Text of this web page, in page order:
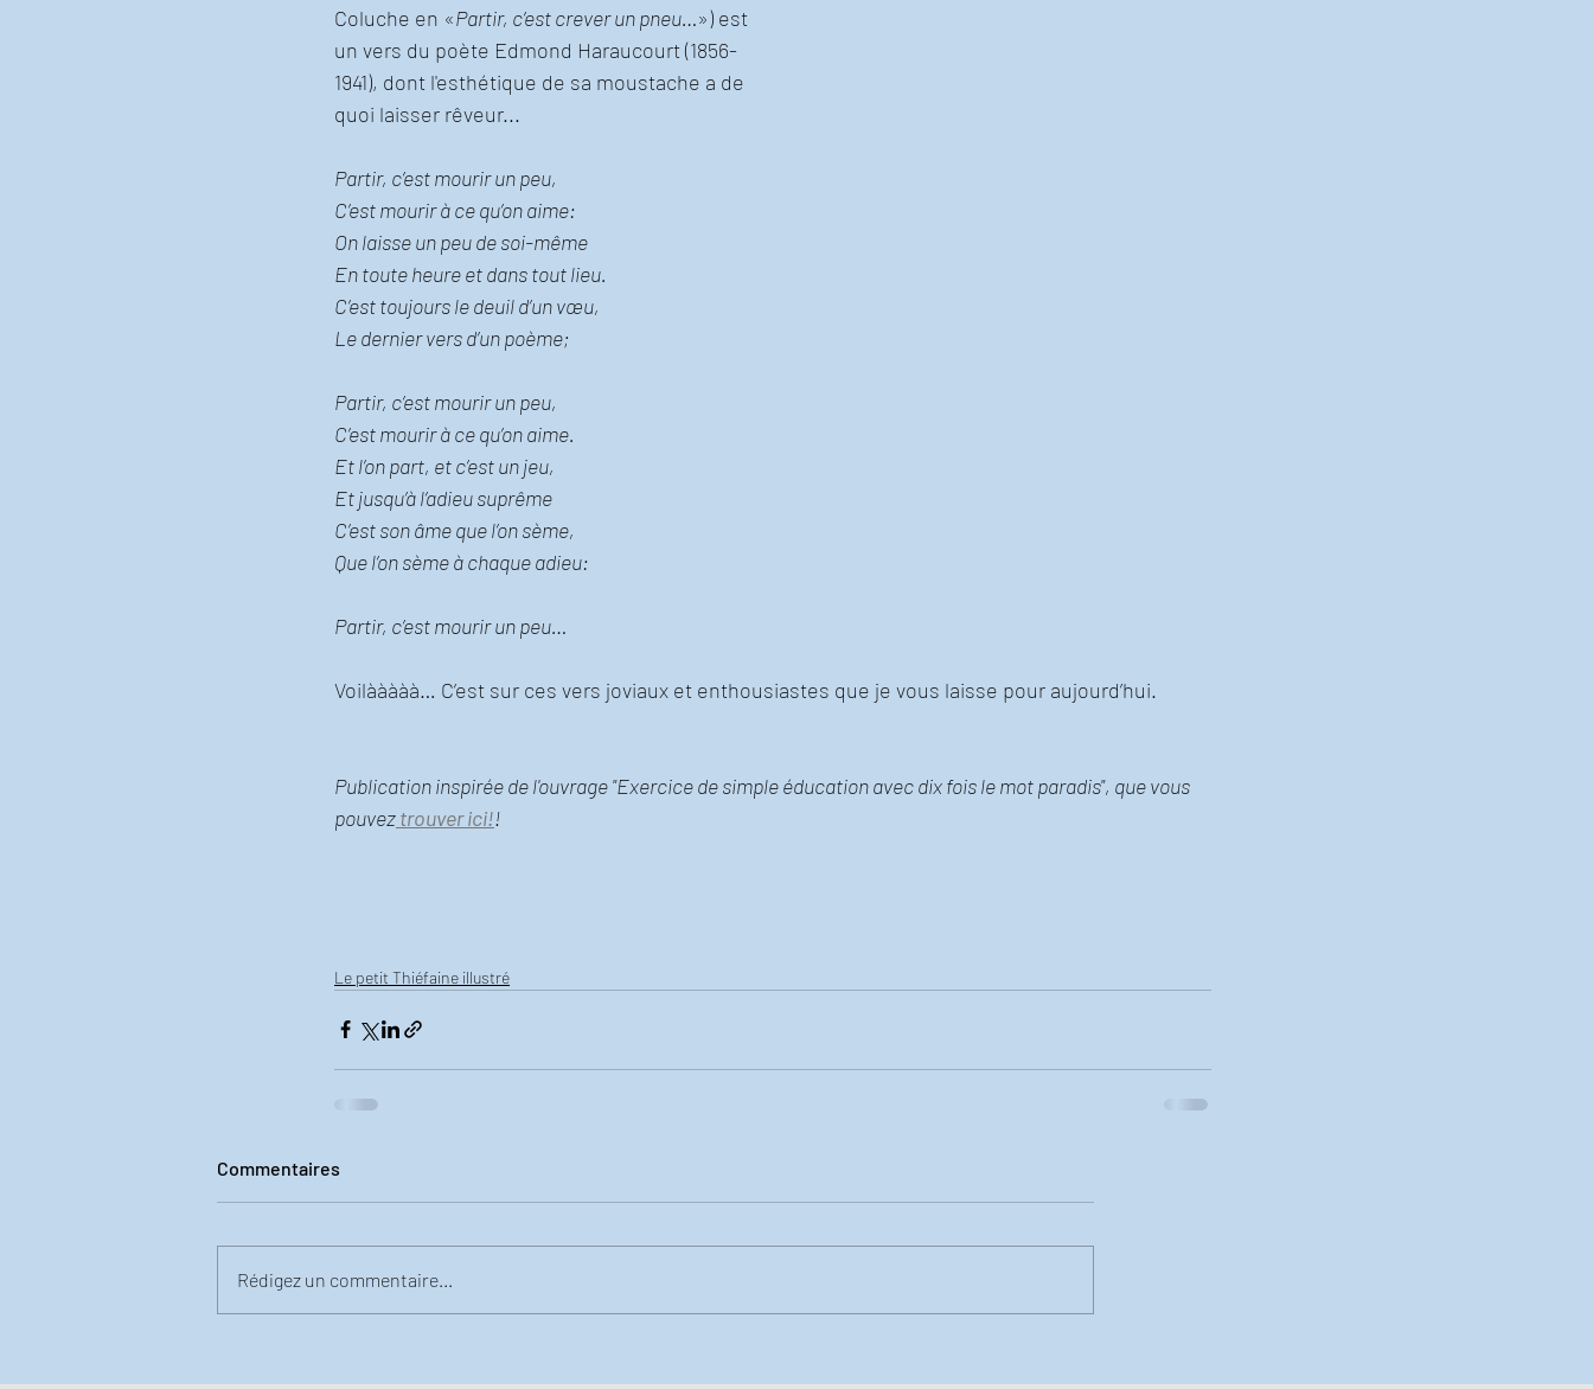
Coluche en «Partir, c’est crever un pneu…») est
un vers du poète Edmond Haraucourt (1856-
1941), dont l'esthétique de sa moustache a de
quoi laisser rêveur...
Partir, c’est mourir un peu,
C’est mourir à ce qu’on aime:
On laisse un peu de soi-même
En toute heure et dans tout lieu.
C’est toujours le deuil d’un vœu,
Le dernier vers d’un poème;
Partir, c’est mourir un peu,
C’est mourir à ce qu’on aime.
Et l’on part, et c’est un jeu,
Et jusqu’à l’adieu suprême
C’est son âme que l’on sème,
Que l’on sème à chaque adieu:
Partir, c’est mourir un peu…
Voilààààà… C’est sur ces vers joviaux et enthousiastes que je vous laisse pour aujourd’hui.
Publication inspirée de l'ouvrage "Exercice de simple éducation avec dix fois le mot paradis", que vous
pouvez trouver ici!!
Le petit Thiéfaine illustré
Commentaires
Rédigez un commentaire...